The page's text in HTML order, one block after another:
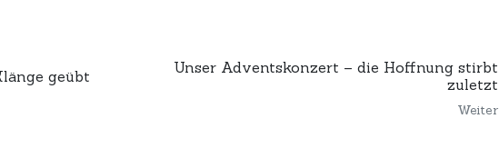
geübt
Unser Adventskonzert – die Hoffnung stirbt
zuletzt
Weiter